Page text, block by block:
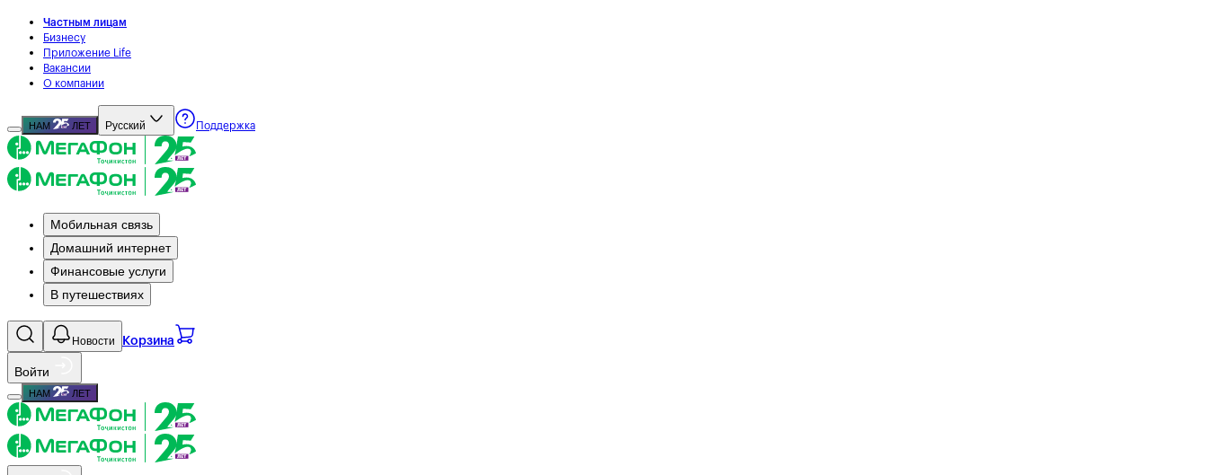
Частным лицам
Бизнесу
Приложение Life
Вакансии
О компании
НАМ ЛЕТ Русский Поддержка
Мобильная связь
Домашний интернет
Финансовые услуги
В путешествиях
Новости Корзина
Войти
НАМ ЛЕТ